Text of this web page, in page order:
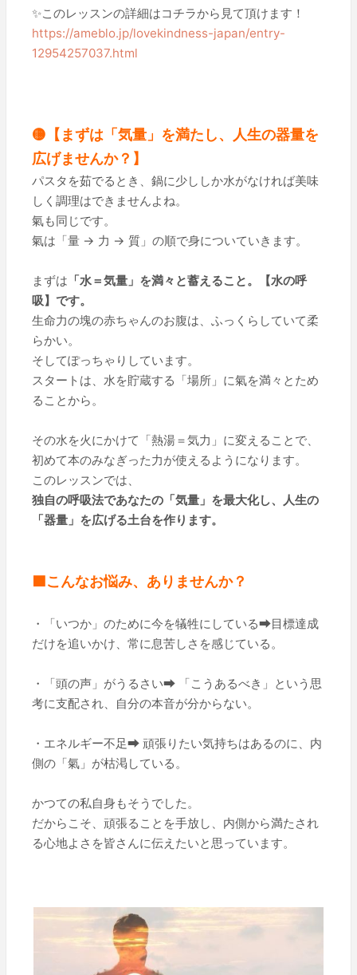
✨このレッスンの詳細はコチラから見て頂けます！
https://ameblo.jp/lovekindness-japan/entry-
12954257037.html
🟡【まずは「気量」を満たし、人生の器量を
広げませんか？】
パスタを茹でるとき、鍋に少ししか水がなければ美味
しく調理はできませんよね。
氣も同じです。
氣は「量 → 力 → 質」の順で身についていきます。
まずは 「水＝気量」を満々と蓄えること。【水の呼
吸】です。
生命力の塊の赤ちゃんのお腹は、ふっくらしていて柔
らかい。
そしてぽっちゃりしています。
スタートは、水を貯蔵する「場所」に氣を満々とため
ることから。
その水を火にかけて「熱湯＝気力」に変えることで、
初めて本のみなぎった力が使えるようになります。
このレッスンでは、
独自の呼吸法であなたの「気量」を最大化し、人生の
「器量」を広げる土台を作ります。
🟩こんなお悩み、ありませんか？
・「いつか」のために今を犠牲にしている➡目標達成
だけを追いかけ、常に息苦しさを感じている。
・「頭の声」がうるさい➡ 「こうあるべき」という思
考に支配され、自分の本音が分からない。
・エネルギー不足➡ 頑張りたい気持ちはあるのに、内
側の「氣」が枯渇している。
かつての私自身もそうでした。
だからこそ、頑張ることを手放し、内側から満たされ
る心地よさを皆さんに伝えたいと思っています。